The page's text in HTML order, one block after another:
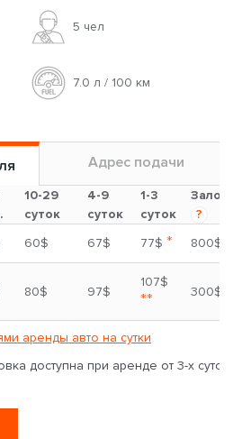
5 чел
7.0 л / 100 км
Адрес подачи
10-29
суток
4-9
суток
1-3
суток
Залог
?
60$ 67$ 77$ *
800$
80$ 97$
107$
** 300$
аренды авто на сутки
доступна при аренде от 3-х суток